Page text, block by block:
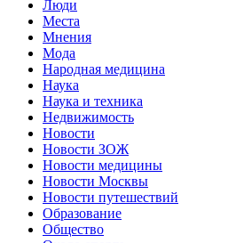
Люди
Места
Мнения
Мода
Народная медицина
Наука
Наука и техника
Недвижимость
Новости
Новости ЗОЖ
Новости медицины
Новости Москвы
Новости путешествий
Образование
Общество